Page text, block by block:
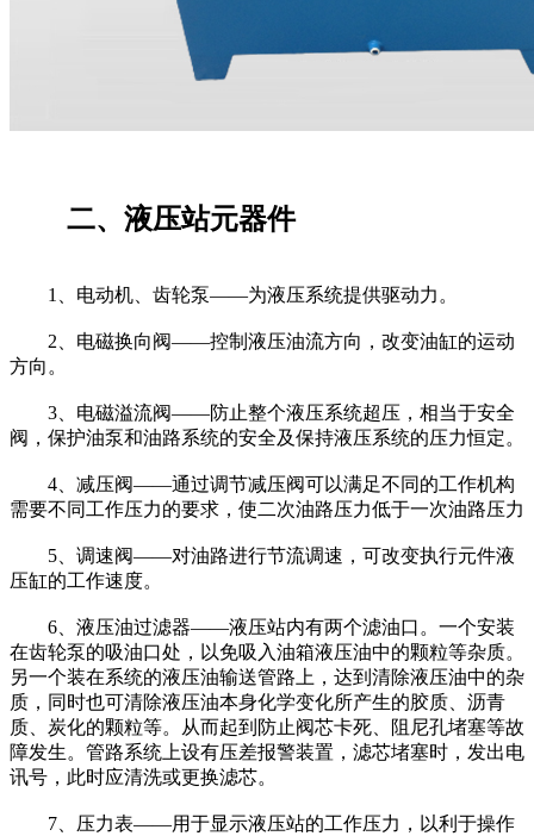
二、液压站元器件
1、电动机、齿轮泵——为液压系统提供驱动力。
2、电磁换向阀——控制液压油流方向，改变油缸的运动
方向。
3、电磁溢流阀——防止整个液压系统超压，相当于安全
阀，保护油泵和油路系统的安全及保持液压系统的压力恒定。
4、减压阀——通过调节减压阀可以满足不同的工作机构
需要不同工作压力的要求，使二次油路压力低于一次油路压力
5、调速阀——对油路进行节流调速，可改变执行元件液
压缸的工作速度。
6、液压油过滤器——液压站内有两个滤油口。一个安装
在齿轮泵的吸油口处，以免吸入油箱液压油中的颗粒等杂质。
另一个装在系统的液压油输送管路上，达到清除液压油中的杂
质，同时也可清除液压油本身化学变化所产生的胶质、沥青
质、炭化的颗粒等。从而起到防止阀芯卡死、阻尼孔堵塞等故
障发生。管路系统上设有压差报警装置，滤芯堵塞时，发出电
讯号，此时应清洗或更换滤芯。
7、压力表——用于显示液压站的工作压力，以利于操作